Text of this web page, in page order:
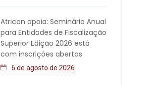
Atricon apoia: Seminário Anual
para Entidades de Fiscalização
Superior Edição 2026 está
com inscrições abertas
6 de agosto de 2026